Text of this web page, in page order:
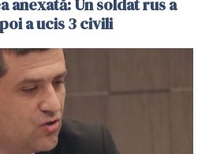
a ucis 3 civili